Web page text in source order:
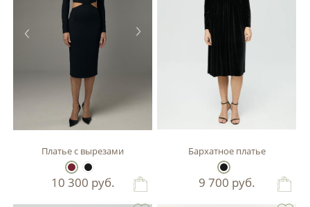
Платье с вырезами
10 300 руб.
Бархатное платье
9 700 руб.